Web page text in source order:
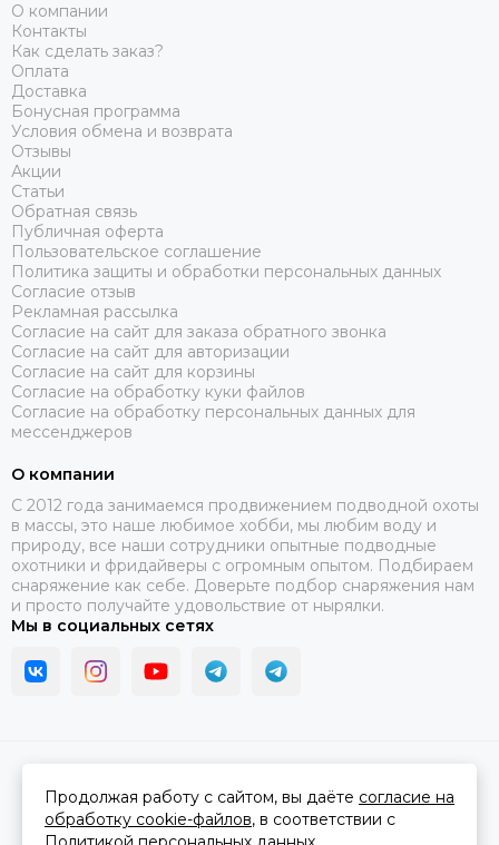
О компании
Контакты
Как сделать заказ?
Оплата
Доставка
Бонусная программа
Условия обмена и возврата
Отзывы
Акции
Статьи
Обратная связь
Публичная оферта
Пользовательское соглашение
Политика защиты и обработки персональных данных
Согласие отзыв
Рекламная рассылка
Согласие на сайт для заказа обратного звонка
Согласие на сайт для авторизации
Согласие на сайт для корзины
Согласие на обработку куки файлов
Согласие на обработку персональных данных для
мессенджеров
О компании
C 2012 года занимаемся продвижением подводной охоты
в массы, это наше любимое хобби, мы любим воду и
природу, все наши сотрудники опытные подводные
охотники и фридайверы с огромным опытом. Подбираем
снаряжение как себе. Доверьте подбор снаряжения нам
и просто получайте удовольствие от нырялки.
Мы в социальных сетях
Сделано вMOSK.STUDIOдля платформыInSales
Продолжая работу с сайтом, вы даёте согласие на
обработку cookie-файлов, в соответствии с